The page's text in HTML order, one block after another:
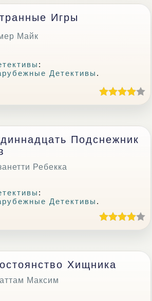
Игры
Майк
:
Детективы .
Подснежник
Ребекка
:
Детективы .
Хищника
Максим